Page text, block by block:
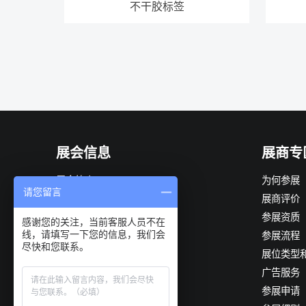
不干胶标签
展会信息
组织机构
展会优势
观众构成
展会日程
推荐供应商
展商专
为何参展
展商评价
参展资质
参展流程
展位类型
广告服务
参展申请
请您留言
感谢您的关注，当前客服人员不在
线，请填写一下您的信息，我们会
尽快和您联系。